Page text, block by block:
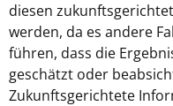
diesen
werden, da es andere
führen, dass die
geschätzt oder
Zukunftsgerichtete